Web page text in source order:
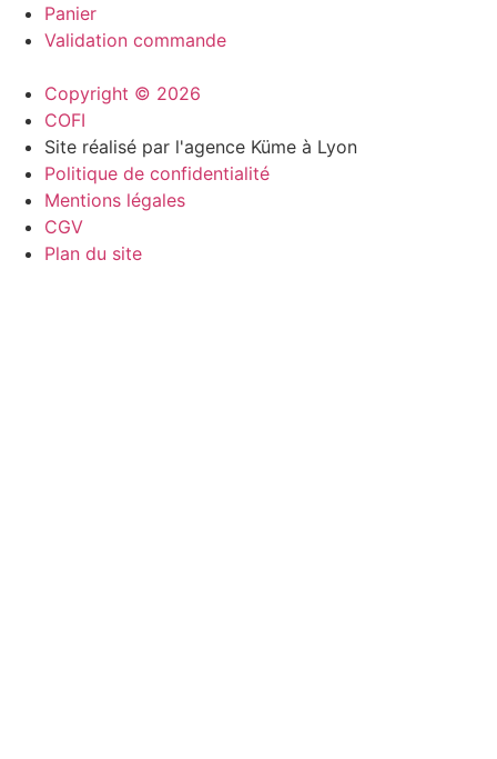
Panier
Validation commande
Copyright © 2026
COFI
Site réalisé par l'agence Küme à Lyon
Politique de confidentialité
Mentions légales
CGV
Plan du site